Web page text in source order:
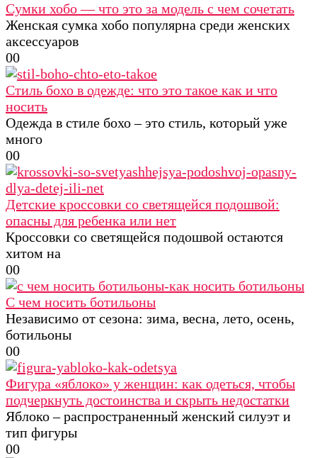
Сумки хобо — что это за модель с чем сочетать
Женская сумка хобо популярна среди женских
аксессуаров
00
Стиль бохо в одежде: что это такое как и что
носить
Одежда в стиле бохо – это стиль, который уже
много
00
Детские кроссовки со светящейся подошвой:
опасны для ребенка или нет
Кроссовки со светящейся подошвой остаются
хитом на
00
С чем носить ботильоны
Независимо от сезона: зима, весна, лето, осень,
ботильоны
00
Фигура «яблоко» у женщин: как одеться, чтобы
подчеркнуть достоинства и скрыть недостатки
Яблоко – распространенный женский силуэт и
тип фигуры
00